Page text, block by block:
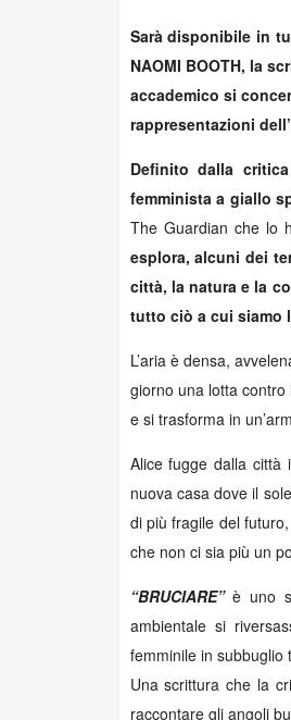
Sarà disponibile in
NAOMI BOOTH, la
accademico si
rappresentazioni
Definito dalla
femminista a giallo
The Guardian che lo
esplora, alcuni dei
città, la natura e la
tutto ciò a cui siamo
L’aria è densa,
giorno una lotta
e si trasforma in
Alice fugge dalla città
nuova casa dove il
di più fragile del
che non ci sia più un
“BRUCIARE”è uno
ambientale si
femminile in subbuglio
Una scrittura che la
raccontare gli angoli